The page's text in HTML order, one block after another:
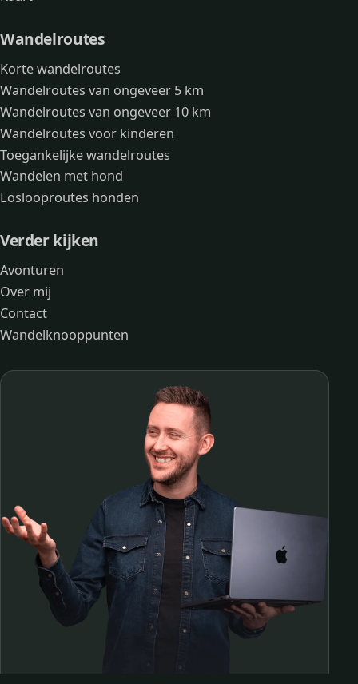
Wandelroutes
Korte wandelroutes
Wandelroutes van ongeveer 5 km
Wandelroutes van ongeveer 10 km
Wandelroutes voor kinderen
Toegankelijke wandelroutes
Wandelen met hond
Loslooproutes honden
Verder kijken
Avonturen
Over mij
Contact
Wandelknooppunten